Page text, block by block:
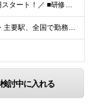
＼研修修了後は月給25万円スタート！／ ■研修修了後 月給25万円＋賞与＋インセンティブ賞与 ※残業代は別途支給 ▽研修期間▽ 【未経験者】 ▶ 月給20万円～ 【固定残業代について】
【47都道府県全国募集】 ・主要駅、全国で勤務可能！ ・どこに住んでいても応募可能！ 【東京本社】 東京都品川区東品川5-9-2 在宅でコツコツ働きながら、長く安定して続けられます♪ 本社：〒1
検討中に入れる